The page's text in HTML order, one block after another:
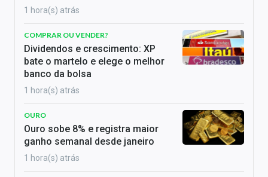
1 hora(s) atrás
COMPRAR OU VENDER?
Dividendos e crescimento: XP
bate o martelo e elege o melhor
banco da bolsa
1 hora(s) atrás
OURO
Ouro sobe 8% e registra maior
ganho semanal desde janeiro
1 hora(s) atrás